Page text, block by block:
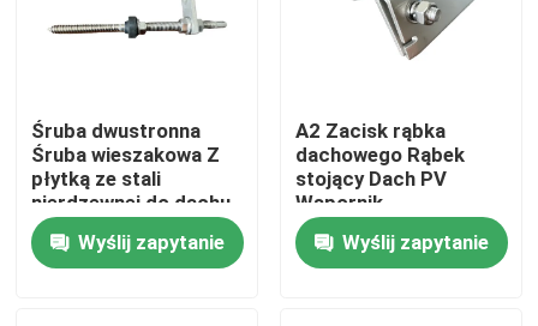
Dom
Produkty
Filmy
Śruba dwustronna
Śruba wieszakowa Z
płytką ze stali
nierdzewnej do dachu
metalowego z płatwią
drewnianąWyślij zapytanie
A2 Zacisk rąbka
dachowego Rąbek
stojący Dach PV
Wspornik
fotowoltaicznego
zespołu słonecznego
Wyślij zapytanie